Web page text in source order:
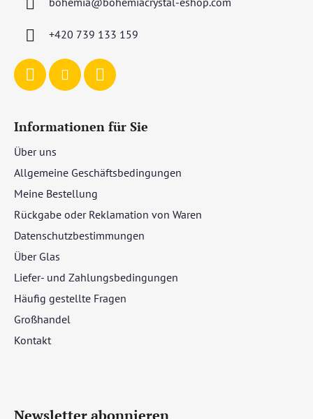
+420 739 133 159
Informationen für Sie
Über uns
Allgemeine Geschäftsbedingungen
Meine Bestellung
Rückgabe oder Reklamation von Waren
Datenschutzbestimmungen
Über Glas
Liefer- und Zahlungsbedingungen
Häufig gestellte Fragen
Großhandel
Kontakt
Newsletter abonnieren